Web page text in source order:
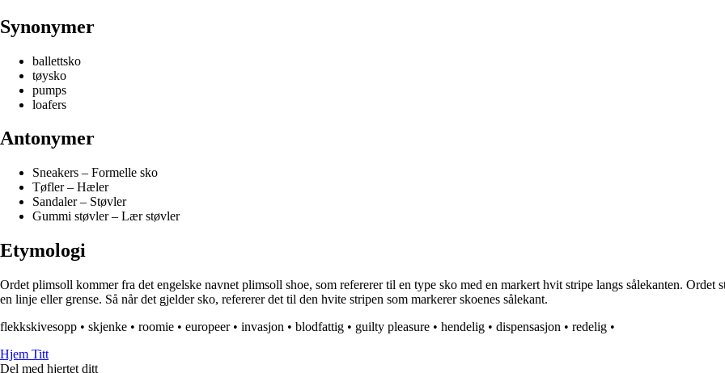
Synonymer
ballettsko
tøysko
pumps
loafers
Antonymer
Sneakers – Formelle sko
Tøfler – Hæler
Sandaler – Støvler
Gummi støvler – Lær støvler
Etymologi
Ordet plimsoll kommer fra det engelske navnet plimsoll shoe, som refererer til en type sko med en markert hvit stripe langs sålekanten.
en linje eller grense. Så når det gjelder sko, refererer det til den hvite stripen som markerer skoenes sålekant.
flekkskivesopp • skjenke • roomie • europeer• invasjon • blodfattig • guilty pleasure • hendelig • dispensasjon • redelig •
Hjem Titt
Del med hjertet ditt